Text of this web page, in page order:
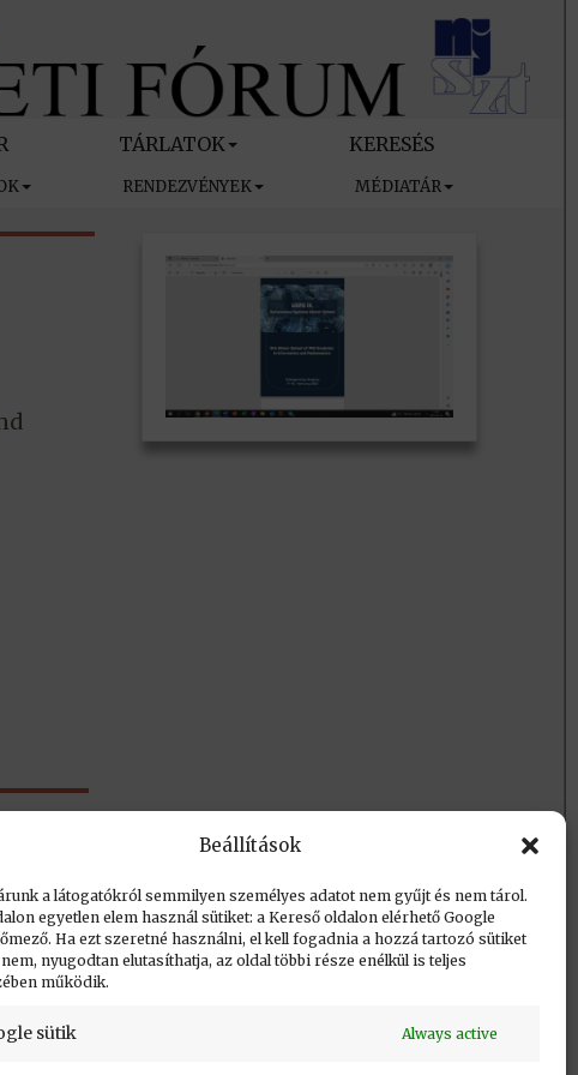
Beállítások
a látogatókról semmilyen személyes adatot nem gyűjt és nem tárol.
egyetlen elem használ sütiket: a Kereső oldalon elérhető Google
Ha ezt szeretné használni, el kell fogadnia a hozzá tartozó sütiket
nyugodtan elutasíthatja, az oldal többi része enélkül is teljes
működik.
sütik Always active
TÁRLATOK KERESÉS
RENDEZVÉNYEK MÉDIATÁR